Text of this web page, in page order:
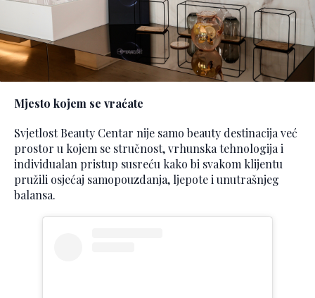
Mjesto kojem se vraćate
Svjetlost Beauty Centar nije samo beauty destinacija već
prostor u kojem se stručnost, vrhunska tehnologija i
individualan pristup susreću kako bi svakom klijentu
pružili osjećaj samopouzdanja, ljepote i unutrašnjeg
balansa.